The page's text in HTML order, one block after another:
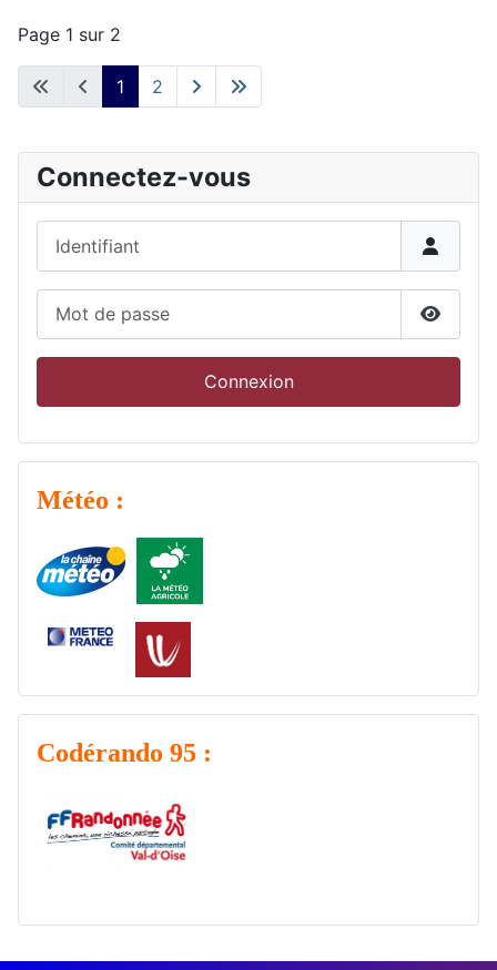
Page 1 sur 2
1 2
Connectez-vous
Connexion
Météo :
Codérando 95 :